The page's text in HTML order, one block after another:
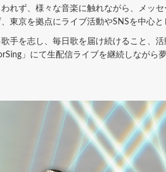
れず、様々な音楽に触れながら、メッセ
東京を拠点にライブ活動やSNSを中心と
手を志し、毎日歌を届け続けること、
」にて生配信ライブを継続しながら